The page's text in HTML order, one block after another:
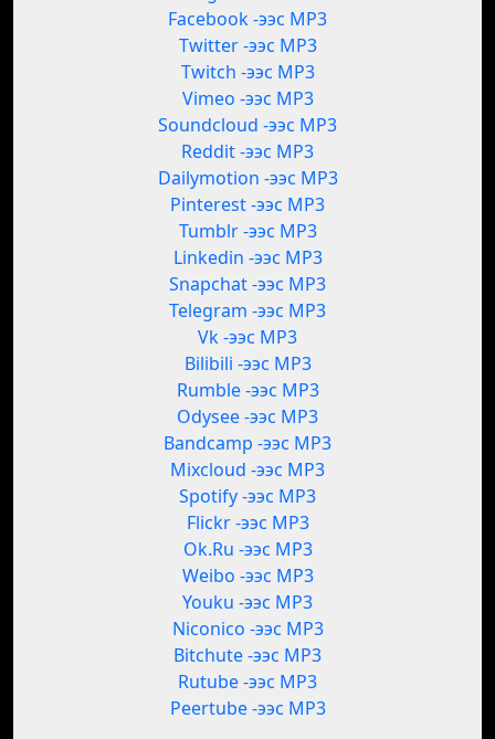
Facebook -ээс MP3
Twitter -ээс MP3
Twitch -ээс MP3
Vimeo -ээс MP3
Soundcloud -ээс MP3
Reddit -ээс MP3
Dailymotion -ээс MP3
Pinterest -ээс MP3
Tumblr -ээс MP3
Linkedin -ээс MP3
Snapchat -ээс MP3
Telegram -ээс MP3
Vk -ээс MP3
Bilibili -ээс MP3
Rumble -ээс MP3
Odysee -ээс MP3
Bandcamp -ээс MP3
Mixcloud -ээс MP3
Spotify -ээс MP3
Flickr -ээс MP3
Ok.Ru -ээс MP3
Weibo -ээс MP3
Youku -ээс MP3
Niconico -ээс MP3
Bitchute -ээс MP3
Rutube -ээс MP3
Peertube -ээс MP3